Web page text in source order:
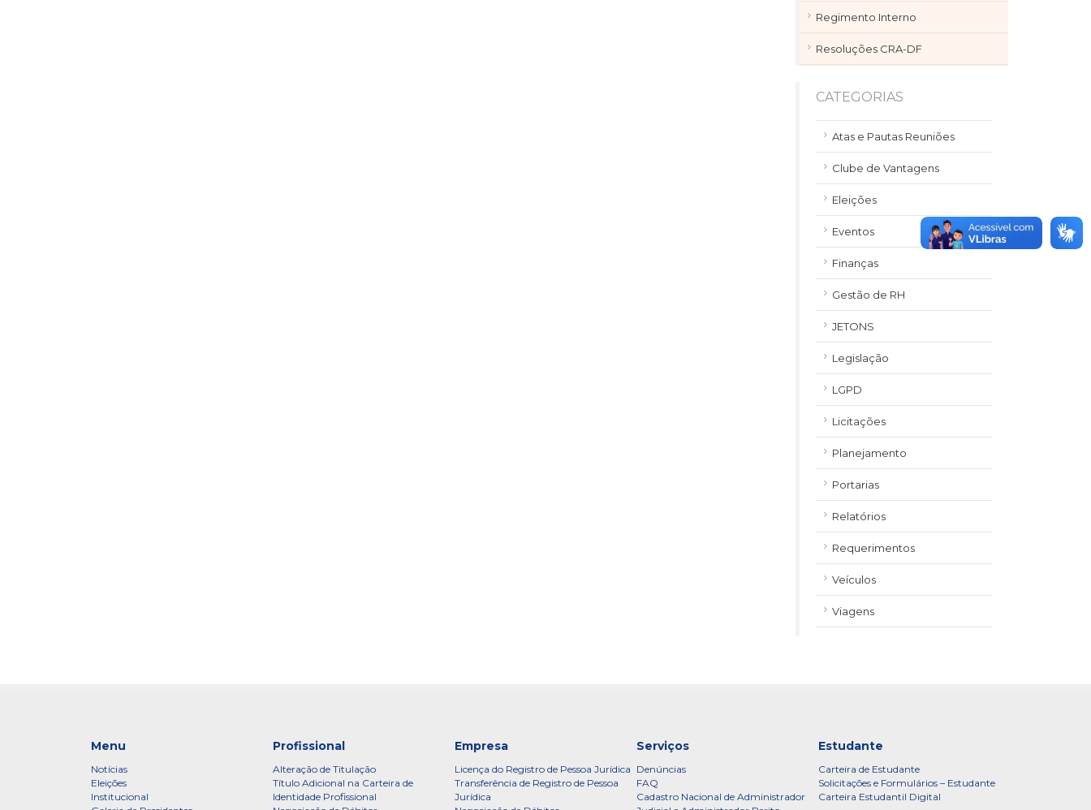
Regimento Interno
Resoluções CRA-DF
CATEGORIAS
Atas e Pautas Reuniões
Clube de Vantagens
Eleições
Eventos
Finanças
Gestão de RH
JETONS
Legislação
LGPD
Licitações
Planejamento
Portarias
Relatórios
Requerimentos
Veículos
Viagens
Menu
Notícias
Eleições
Institucional
Profissional
Alteração de Titulação
Título Adicional na Carteira de
Identidade Profissional
Empresa
Licença do Registro de Pessoa Jurídica
Transferência de Registro de Pessoa
Jurídica
Serviços
Denúncias
FAQ
Cadastro Nacional de Administrador
Estudante
Carteira de Estudante
Solicitações e Formulários – Estudante
Carteira Estudantil Digital